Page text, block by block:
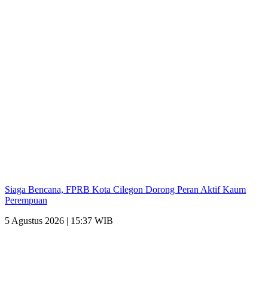
Siaga Bencana, FPRB Kota Cilegon Dorong Peran Aktif Kaum
Perempuan
5 Agustus 2026 | 15:37 WIB